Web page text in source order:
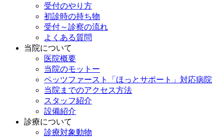
受付のやり方
初診時の持ち物
受付～診察の流れ
よくある質問
当院について
医院概要
当院のモットー
ペッツファースト「ほっとサポート」対応病院
当院までのアクセス方法
スタッフ紹介
設備紹介
診療について
診療対象動物